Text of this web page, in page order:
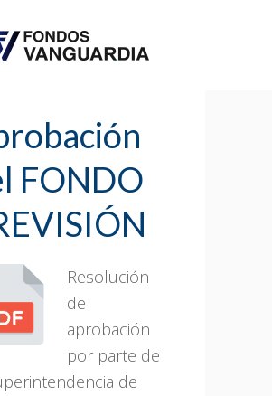
FONDO
Resolución
de
aprobación
por parte de
de